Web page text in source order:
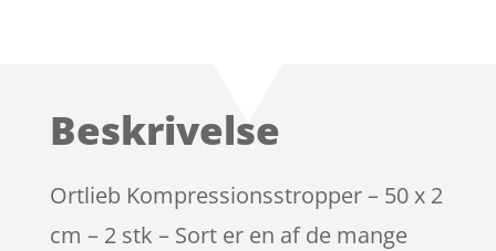
på
ømmels
er
Beskrivelse
Ortlieb Kompressionsstropper – 50 x 2
cm – 2 stk – Sort er en af de mange